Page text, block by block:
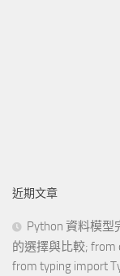
近期文章
Python 資料模型
的選擇與比較; from
from typing import